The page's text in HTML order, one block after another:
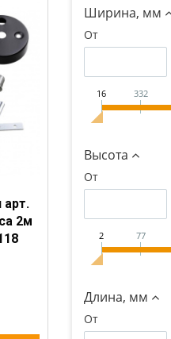
Ширина, мм
От
16 332
Высота
От
2 77
Длина, мм
От
2м